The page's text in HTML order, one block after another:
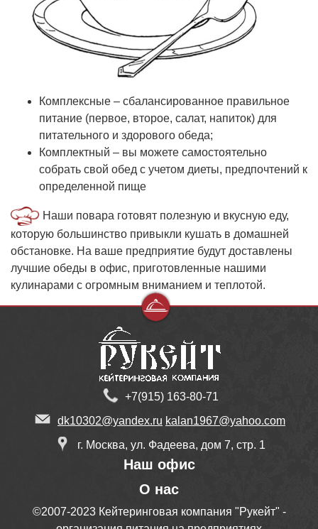
Комплексные – сбалансированное правильное
питание (первое, второе, салат, напиток) для
питательного и здорового обеда;
Комплектный – вы можете самостоятельно
собрать свой обед с учетом диеты, предпочтений к
определенной пище
Наши повара готовят полезную и вкусную еду,
которую большинство привыкли кушать в домашней
обстановке. На ваше предприятие будут доставлены
лучшие обеды в офис, приготовленные нашими
кулинарами с огромным вниманием и теплотой.
+7(915) 163-80-71
dk10302@yandex.ru kalan1967@yahoo.com
г. Москва, ул. Фадеева, дом 7, стр. 1
Наш офис
О нас
©2007-2023 Кейтеринговая компания "Рукейт" -